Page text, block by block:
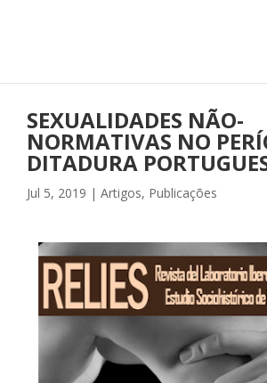
SEXUALIDADES NÃO-
NORMATIVAS NO
DITADURA
Jul 5, 2019 | Artigos, Publicações